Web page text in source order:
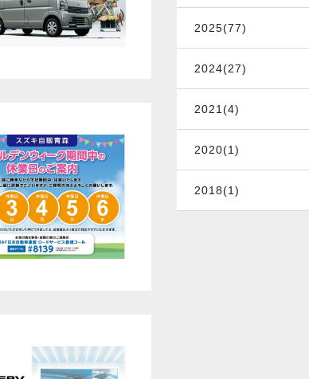
2025(77)
2024(27)
2021(4)
2020(1)
2018(1)